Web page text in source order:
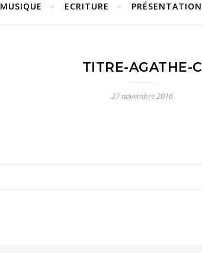
MUSIQUE ECRITURE PRÉSENTATION
TITRE-AGATHE-C
27 novembre 2016